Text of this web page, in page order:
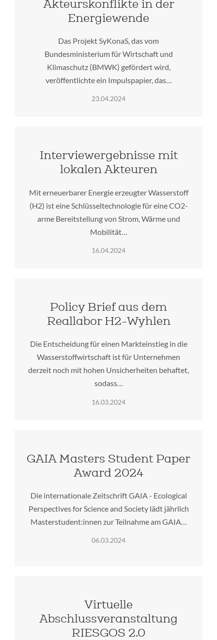
Akteurskonflikte in der
Energiewende
Das Projekt SyKonaS, das vom
Bundesministerium für Wirtschaft und
Klimaschutz (BMWK) gefördert wird,
veröffentlichte ein Impulspapier, das…
23.04.2024
Interviewergebnisse mit
lokalen Akteuren
Mit erneuerbarer Energie erzeugter Wasserstoff
(H2) ist eine Schlüsseltechnologie für eine CO2-
arme Bereitstellung von Strom, Wärme und
Mobilität…
16.04.2024
Policy Brief aus dem
Reallabor H2-Wyhlen
Die Entscheidung für einen Markteinstieg in die
Wasserstoffwirtschaft ist für Unternehmen
derzeit noch mit hohen Unsicherheiten behaftet,
sodass…
16.03.2024
GAIA Masters Student Paper
Award 2024
Die internationale Zeitschrift GAIA - Ecological
Perspectives for Science and Society lädt jährlich
Masterstudent:innen zur Teilnahme am GAIA…
06.03.2024
Virtuelle
Abschlussveranstaltung
RIESGOS 2.0